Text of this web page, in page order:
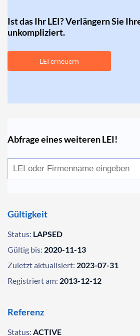
Ist das Ihr LEI? Verlängern Sie
unkompliziert.
LEI erneuern
Abfrage eines weiteren LEI!
Gültigkeit
Status: LAPSED
Gültig bis: 2020-11-13
Zuletzt aktualisiert: 2023-07-31
Registriert am: 2013-12-12
Referenz
Status: ACTIVE